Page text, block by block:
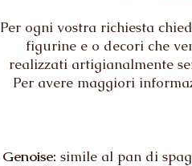
Per ogni vostra richiesta
figurine e o decori che
realizzati artigianalmente
Per avere maggiori
Genoise: simile al pan di